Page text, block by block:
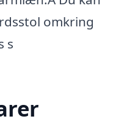
omkring
s